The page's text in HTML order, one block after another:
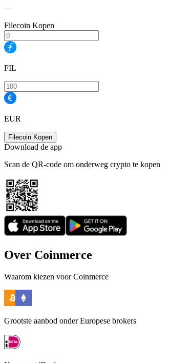
—
Filecoin Kopen
FIL
EUR
Filecoin Kopen
Download de app
Scan de QR-code om onderweg crypto te kopen
Over Coinmerce
Waarom kiezen voor Coinmerce
Grootste aanbod onder Europese brokers